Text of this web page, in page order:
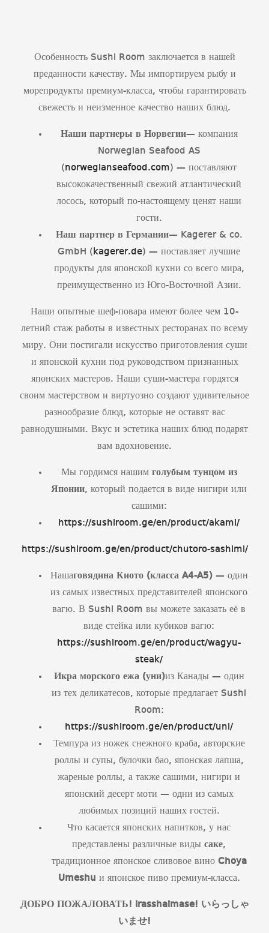
Особенность Sushi Room заключается в нашей
преданности качеству. Мы импортируем рыбу и
морепродукты премиум-класса, чтобы гарантировать
свежесть и неизменное качество наших блюд.
Наши партнеры в Норвегии— компания
Norwegian Seafood AS
(norwegianseafood.com) — поставляют
высококачественный свежий атлантический
лосось, который по-настоящему ценят наши
гости.
Наш партнер в Германии— Kagerer & co.
GmbH ( kagerer.de) — поставляет лучшие
продукты для японской кухни со всего мира,
преимущественно из Юго-Восточной Азии.
Наши опытные шеф-повара имеют более чем 10-
летний стаж работы в известных ресторанах по всему
миру. Они постигали искусство приготовления суши
и японской кухни под руководством признанных
японских мастеров. Наши суши-мастера гордятся
своим мастерством и виртуозно создают удивительное
разнообразие блюд, которые не оставят вас
равнодушными. Вкус и эстетика наших блюд подарят
вам вдохновение.
Мы гордимся нашим голубым тунцом из
Японии, который подается в виде нигири или
сашими:
https://sushiroom.ge/en/product/akami/
https://sushiroom.ge/en/product/chutoro-sashimi/
Нашаговядина Киото (класса A4-A5)— один
из самых известных представителей японского
вагю. В Sushi Room вы можете заказать её в
виде стейка или кубиков вагю:
https://sushiroom.ge/en/product/wagyu-
steak/
Икра морского ежа (уни)из Канады — один
из тех деликатесов, которые предлагает Sushi
Room:
https://sushiroom.ge/en/product/uni/
Темпура из ножек снежного краба, авторские
роллы и супы, булочки бао, японская лапша,
жареные роллы, а также сашими, нигири и
японский десерт моти — одни из самых
любимых позиций наших гостей.
Что касается японских напитков, у нас
представлены различные виды саке,
традиционное японское сливовое вино Choya
Umeshu и японское пиво премиум-класса.
ДОБРО ПОЖАЛОВАТЬ! Irasshaimase! いらっしゃ
いませ!